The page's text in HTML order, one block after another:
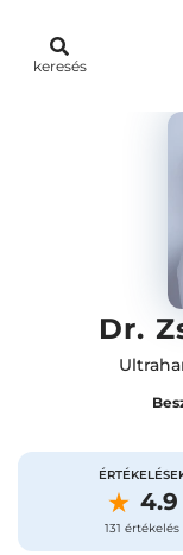
keresés
Dr.
4.9
131 értékelés